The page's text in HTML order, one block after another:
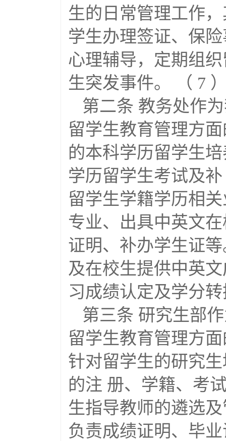
生的日常管理工作
学生办理签证、保
心理辅导，定期组
生突发事件。 （ 7
第二条 教务处作
留学生教育管理方
的本科学历留学生
学历留学生考试及
留学生学籍学历相
专业、出具中英文
证明、补办学生证
及在校生提供中英
习成绩认定及学分
第三条 研究生部
留学生教育管理方
针对留学生的研究
的注 册、学籍、考
生指导教师的遴选
负责成绩证明、毕